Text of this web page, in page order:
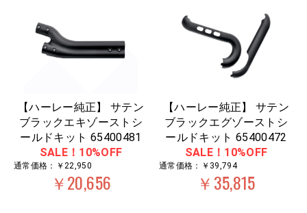
【ハーレー純正】 サテン
ブラックエキゾーストシ
ールドキット 65400481
SALE！10%OFF
通常価格：￥22,950
￥20,656
【ハーレー純正】 サテン
ブラックエグゾーストシ
ールドキット 65400472
SALE！10%OFF
通常価格：￥39,794
￥35,815